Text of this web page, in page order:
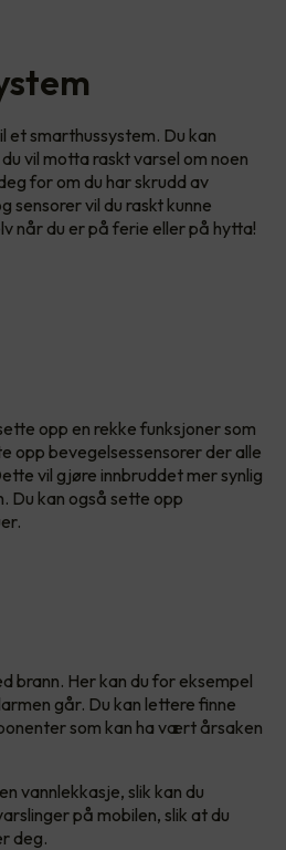
et smarthussystem. Du kan
vil motta raskt varsel om noen
for om du har skrudd av
vil du raskt kunne
når du er på ferie eller på hytta!
opp en rekke funksjoner som
opp bevegelsessensorer der alle
vil gjøre innbruddet mer synlig
Du kan også sette opp
brann. Her kan du for eksempel
går. Du kan lettere finne
som kan ha vært årsaken
vannlekkasje, slik kan du
på mobilen, slik at du
deg.